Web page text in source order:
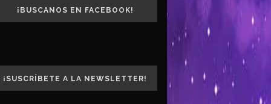
¡BUSCANOS EN FACEBOOK!
¡SUSCRÍBETE A LA NEWSLETTER!